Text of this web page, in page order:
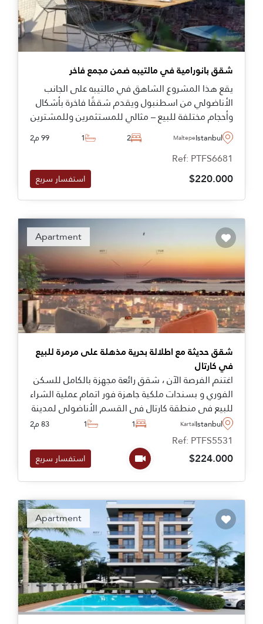
شقق بانورامية في مالتيبه ضمن مجمع فاخر
يقع هذا المشروع الشاهق في مالتيبه على الجانب
الأناضولي من اسطنبول ويقدم شققًا فاخرة بأشكال
وأحجام مختلفة للبيع – مثالي للمستثمرين وللمشترين
الباحثين عن نمط حياة جديد في تركيا.
Istanbul
Maltepe
2
1 99 م2
Ref: PTFS6681
$220.000 استفسار سريع
Apartment
شقق حديثة مع اطلالة بحرية مذهلة على مرمرة للبيع
في كارتال
اغتنم الفرصة الآن ، شقق رائعة مجهزة بالكامل للسكن
الفوري و بسندات ملكية جاهزة فور اتمام عملية الشراء
للبيع في منطقة كارتال في القسم الأناضولي لمدينة
اسطنبول مناسبة لمن يرغب بالحصول على الجنسية
التركية عن طريق الاستثمار العقاري
Istanbul
Kartal
1
1 83 م2
Ref: PTFS5531
$224.000 استفسار سريع
Apartment